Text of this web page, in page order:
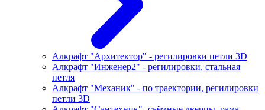
Алкрафт "Архитектор" - регилировки петли 3D
Алкрафт "Инженер2" - регилировки, стальная
петля
Алкрафт "Механик" - по траектории, регилировки
петли 3D